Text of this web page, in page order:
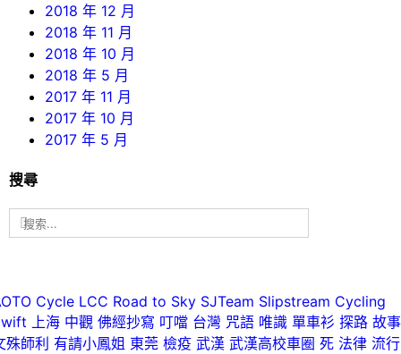
2018 年 12 月
2018 年 11 月
2018 年 10 月
2018 年 5 月
2017 年 11 月
2017 年 10 月
2017 年 5 月
搜尋
搜
索
Cycle LCC Road to Sky SJTeam Slipstream Cycling
上海 中觀 佛經抄寫 叮噹 台灣 咒語 唯識 單車衫 探路 故事
殊師利 有請小鳳姐 東莞 檢疫 武漢 武漢高校車圈 死 法律 流行